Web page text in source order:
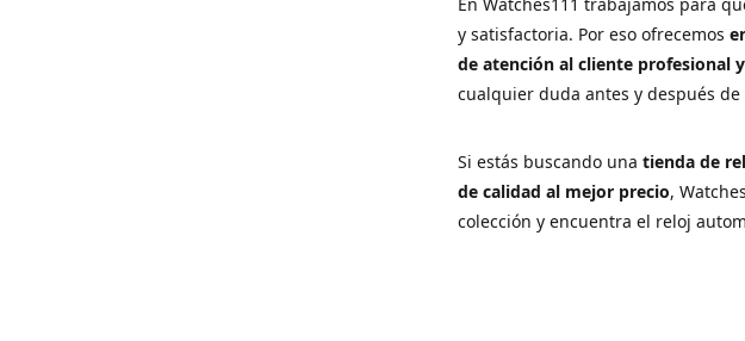
y satisfactoria. Por eso ofrecemos
de atención al cliente profesional
cualquier duda antes y después
Si estás buscando una tienda de
de calidad al mejor precio,
colección y encuentra el reloj